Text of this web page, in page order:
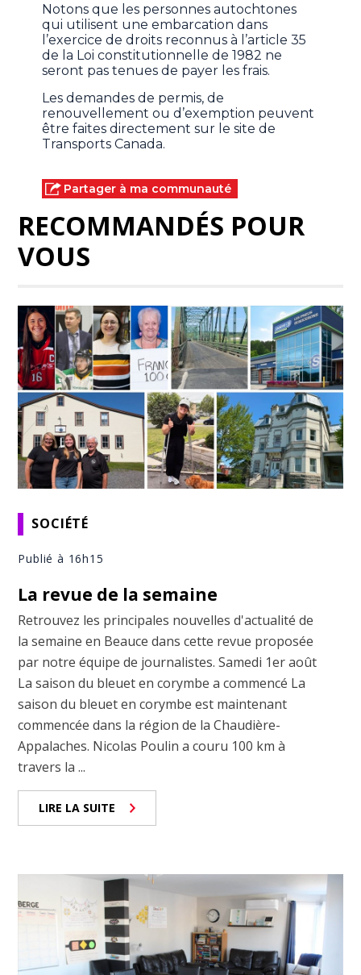
Notons que les personnes autochtones
qui utilisent une embarcation dans
l’exercice de droits reconnus à l’article 35
de la Loi constitutionnelle de 1982 ne
seront pas tenues de payer les frais.
Les demandes de permis, de
renouvellement ou d’exemption peuvent
être faites directement sur le site de
Transports Canada.
Partager à ma communauté
RECOMMANDÉS POUR
VOUS
SOCIÉTÉ
Publié à 16h15
La revue de la semaine
Retrouvez les principales nouvelles d'actualité de
la semaine en Beauce dans cette revue proposée
par notre équipe de journalistes. Samedi 1er août
La saison du bleuet en corymbe a commencé La
saison du bleuet en corymbe est maintenant
commencée dans la région de la Chaudière-
Appalaches. Nicolas Poulin a couru 100 km à
travers la ...
LIRE LA SUITE